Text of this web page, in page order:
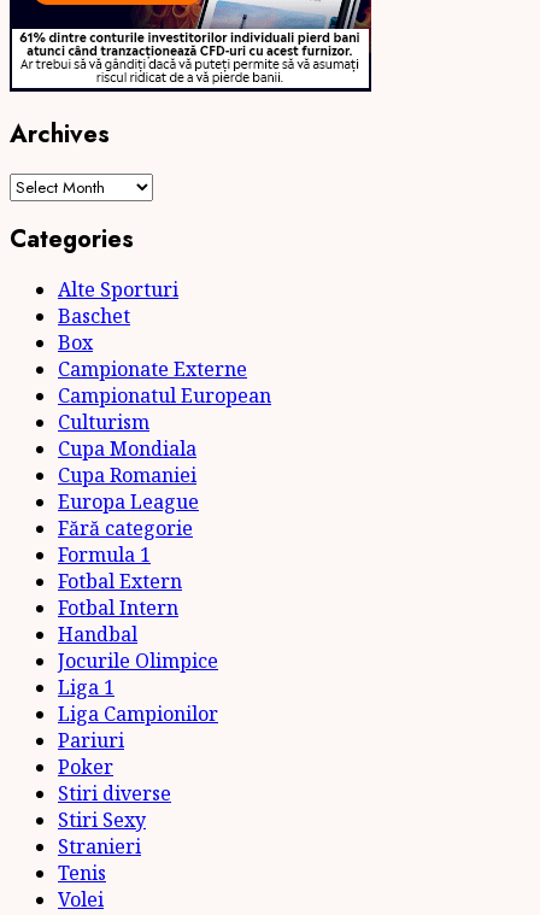
Archives
Archives
Categories
Alte Sporturi
Baschet
Box
Campionate Externe
Campionatul European
Culturism
Cupa Mondiala
Cupa Romaniei
Europa League
Fără categorie
Formula 1
Fotbal Extern
Fotbal Intern
Handbal
Jocurile Olimpice
Liga 1
Liga Campionilor
Pariuri
Poker
Stiri diverse
Stiri Sexy
Stranieri
Tenis
Volei